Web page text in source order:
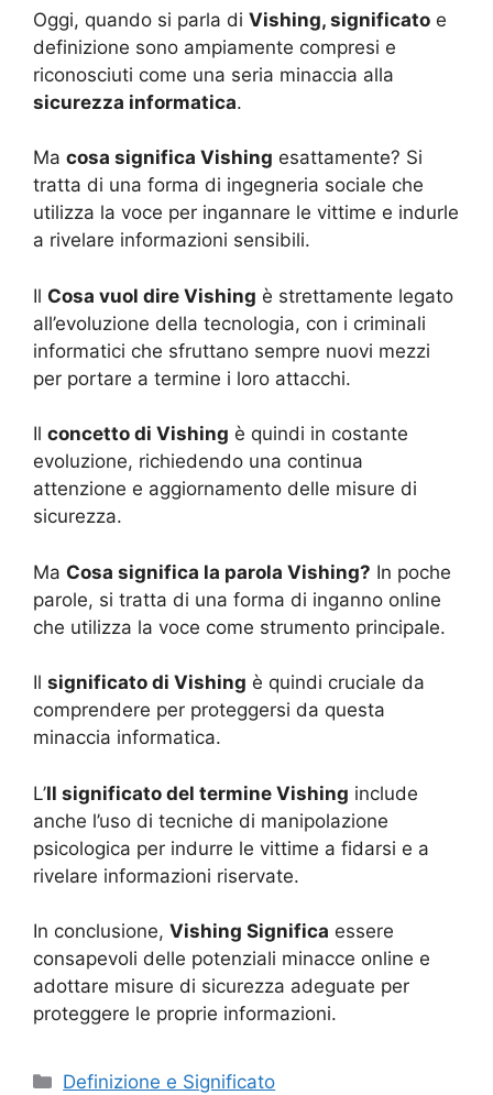
Oggi, quando si parla di Vishing, significato e
definizione sono ampiamente compresi e
riconosciuti come una seria minaccia alla
sicurezza informatica.
Ma cosa significa Vishing esattamente? Si
tratta di una forma di ingegneria sociale che
utilizza la voce per ingannare le vittime e indurle
a rivelare informazioni sensibili.
Il Cosa vuol dire Vishing è strettamente legato
all’evoluzione della tecnologia, con i criminali
informatici che sfruttano sempre nuovi mezzi
per portare a termine i loro attacchi.
Il concetto di Vishing è quindi in costante
evoluzione, richiedendo una continua
attenzione e aggiornamento delle misure di
sicurezza.
Ma Cosa significa la parola Vishing? In poche
parole, si tratta di una forma di inganno online
che utilizza la voce come strumento principale.
Il significato di Vishing è quindi cruciale da
comprendere per proteggersi da questa
minaccia informatica.
L’Il significato del termine Vishing include
anche l’uso di tecniche di manipolazione
psicologica per indurre le vittime a fidarsi e a
rivelare informazioni riservate.
In conclusione, Vishing Significa essere
consapevoli delle potenziali minacce online e
adottare misure di sicurezza adeguate per
proteggere le proprie informazioni.
Categorie
Definizione e Significato